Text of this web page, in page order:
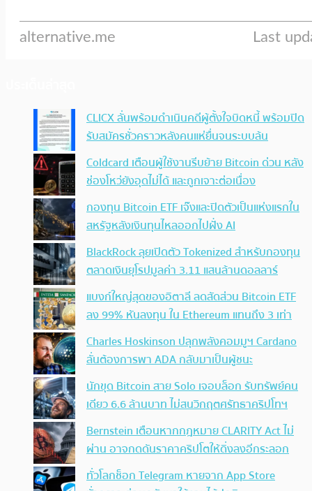
CLICX ลั่นพร้อมดำเนินคดีผู้ตั้งใจบิดหนี้ พร้อมปิด
รับสมัครชั่วคราวหลังคนแห่ยื่นจนระบบล้น
Coldcard เตือนผู้ใช้งานรีบย้าย Bitcoin ด่วน หลัง
ช่องโหว่ยังอุดไม่ได้ และถูกเจาะต่อเนื่อง
กองทุน Bitcoin ETF เจ๊งและปิดตัวเป็นแห่งแรกใน
สหรัฐหลังเงินทุนไหลออกไปฝั่ง AI
BlackRock ลุยเปิดตัว Tokenized สำหรับกองทุน
ตลาดเงินยุโรปมูลค่า 3.11 แสนล้านดอลลาร์
แบงก์ใหญ่สุดของอิตาลี ลดสัดส่วน Bitcoin ETF
ลง 99% หันลงทุน ใน Ethereum แทนถึง 3 เท่า
Charles Hoskinson ปลุกพลังคอมมูฯ Cardano
ลั่นต้องการพา ADA กลับมาเป็นผู้ชนะ
นักขุด Bitcoin สาย Solo เจอบล็อก รับทรัพย์คน
เดียว 6.6 ล้านบาท ไม่สนวิกฤตศรัทธาคริปโทฯ
Bernstein เตือนหากกฎหมาย CLARITY Act ไม่
ผ่าน อาจกดดันราคาคริปโตให้ดิ่งลงอีกระลอก
ทั่วโลกช็อก Telegram หายจาก App Store